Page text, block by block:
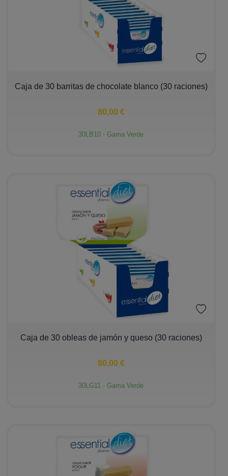
− +
Caja de 30 barritas de chocolate blanco (30 raciones)
80,00 €
30LB10 - Gama Verde
+
Caja de 30 obleas de jamón y queso (30 raciones)
80,00 €
30LG11 - Gama Verde